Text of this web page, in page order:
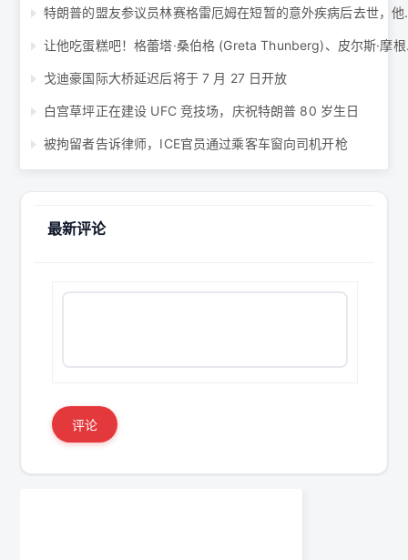
特朗普的盟友
让他吃
戈迪豪国际大桥延迟后将于 7 月 27 日开放
白宫草坪正在建设 UFC 竞技场，庆祝特朗普 80 岁生日
被拘留者告诉律师，ICE官员通过乘客车窗向司机开枪
最新评论
评论